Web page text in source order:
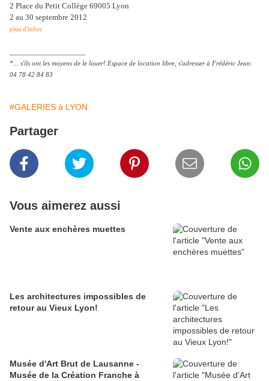
2 Place du Petit Collège 69005 Lyon
2 au 30 septembre 2012
plus d'infos
*... s'ils ont les moyens de le louer! Espace de location libre, s'adresser à Frédéric Jean:
04 78 42 84 83
#GALERIES à LYON
Partager
Vous aimerez aussi
Vente aux enchères muettes
Les architectures impossibles de
retour au Vieux Lyon!
Musée d'Art Brut de Lausanne -
Musée de la Création Franche à